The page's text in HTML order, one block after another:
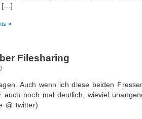
[…]
»
Filesharing
Auch wenn ich diese beiden
auch noch mal deutlich, wieviel
@ twitter)